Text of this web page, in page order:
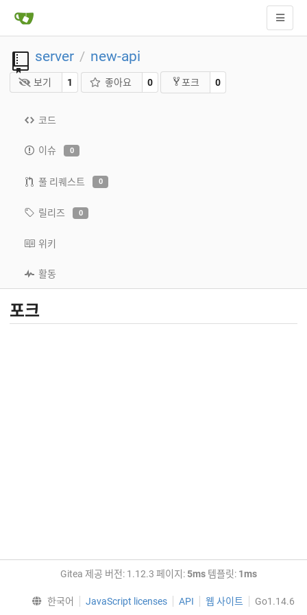
server / new-api
보기 1 좋아요 0 포크 0
코드
이슈 0
풀 리퀘스트 0
릴리즈 0
위키
활동
포크
Gitea 제공 버전: 1.12.3 페이지: 5ms템플릿: 1ms
한국어 JavaScript licenses API 웹 사이트 Go1.14.6